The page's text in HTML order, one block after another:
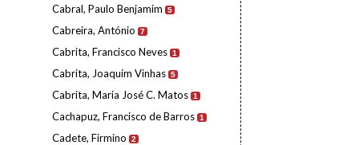
Cabral, Paulo Benjamim 5
Cabreira, António 7
Cabrita, Francisco Neves 1
Cabrita, Joaquim Vinhas 5
Cabrita, Maria José C. Matos 1
Cachapuz, Francisco de Barros 1
Cadete, Firmino 2